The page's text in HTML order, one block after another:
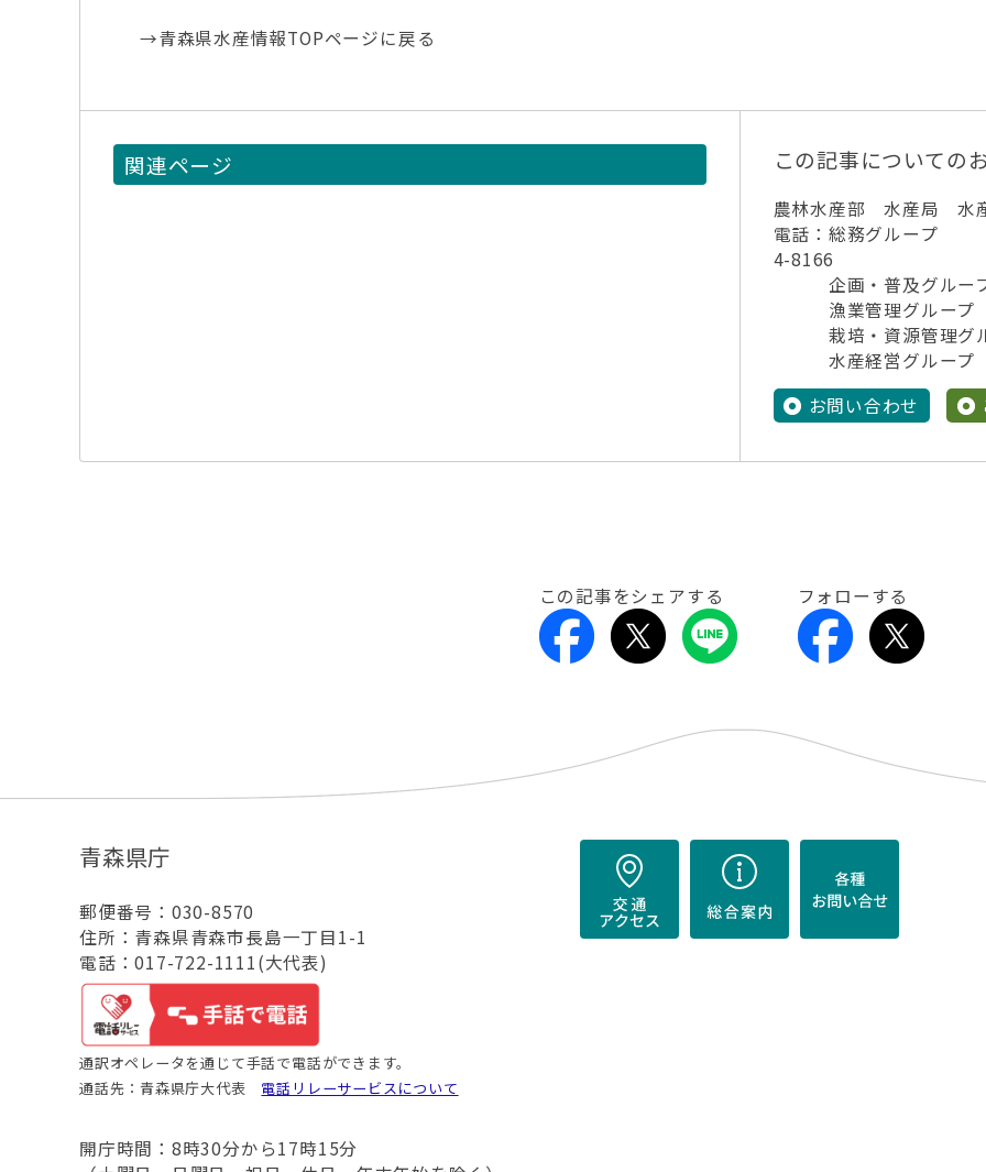
→青森県水産情報TOPページに戻る
関連ページ この記事についての
農林水産部 水産局 水
電話：総務グルー
4-8166
企画・普及グル
漁業管理グルー
栽培・資源管理グル
水産経営グルー
お問い合わせ
この記事をシェアする フォローする
青森県庁
郵便番号：030-8570
住所：青森県青森市長島一丁目1-1
電話：017-722-1111(大代表)
通訳オペレータを通じて手話で電話ができます。
通話先：青森県庁大代表 電話リレーサービスについて
開庁時間：8時30分から17時15分